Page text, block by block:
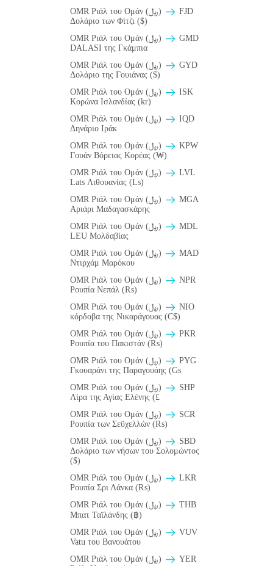
OMR Ριάλ του Ομάν (﷼)
FJD
Δολάριο των Φίτζι ($)
OMR Ριάλ του Ομάν (﷼)
GMD
DALASI της Γκάμπια
OMR Ριάλ του Ομάν (﷼)
GYD
Δολάριο της Γουιάνας ($)
OMR Ριάλ του Ομάν (﷼)
ISK
Κορώνα Ισλανδίας (kr)
OMR Ριάλ του Ομάν (﷼)
IQD
Δηνάριο Ιράκ
OMR Ριάλ του Ομάν (﷼)
KPW
Γουάν Βόρειας Κορέας (₩)
OMR Ριάλ του Ομάν (﷼)
LVL
Lats Λιθουανίας (Ls)
OMR Ριάλ του Ομάν (﷼)
MGA
Αριάρι Μαδαγασκάρης
OMR Ριάλ του Ομάν (﷼)
MDL
LEU Μολδαβίας
OMR Ριάλ του Ομάν (﷼)
MAD
Ντιρχάμ Μαρόκου
OMR Ριάλ του Ομάν (﷼)
NPR
Ρουπία Νεπάλ (₨)
OMR Ριάλ του Ομάν (﷼)
NIO
κόρδοβα της Νικαράγουας (C$)
OMR Ριάλ του Ομάν (﷼)
PKR
Ρουπία του Πακιστάν (₨)
OMR Ριάλ του Ομάν (﷼)
PYG
Γκουαράνι της Παραγουάης (Gs
OMR Ριάλ του Ομάν (﷼)
SHP
Λίρα της Αγίας Ελένης (£
OMR Ριάλ του Ομάν (﷼)
SCR
Ρουπία των Σεϋχελλών (₨)
OMR Ριάλ του Ομάν (﷼)
SBD
Δολάριο των νήσων του Σολομώντος
($)
OMR Ριάλ του Ομάν (﷼)
LKR
Ρουπία Σρι Λάνκα (₨)
OMR Ριάλ του Ομάν (﷼)
THB
Μπατ Ταϊλάνδης (฿)
OMR Ριάλ του Ομάν (﷼)
VUV
Vatu του Βανουάτου
OMR Ριάλ του Ομάν (﷼)
YER